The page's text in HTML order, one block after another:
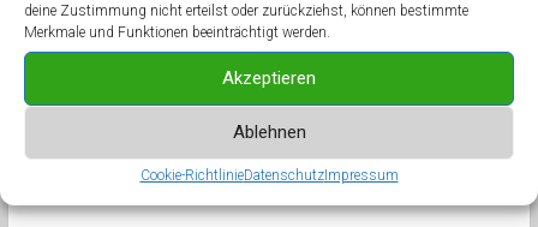
deine Zustimmung nicht erteilst oder zurückziehst, können bestimmte
Merkmale und Funktionen beeinträchtigt werden.
Akzeptieren
Ablehnen
Cookie-RichtlinieDatenschutzImpressum
Spieltermine stehen fest
FK Windsberg sagt danke
In allen Belangen überzeugt
Neueste Kommentare